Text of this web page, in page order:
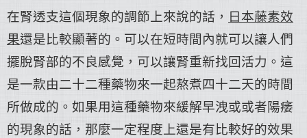
在腎透支這個現象的調節上來說的話， 日本藤素效
果還是比較顯著的。可以在短時間內就可以讓人們
擺脫腎部的不良感覺，可以讓腎重新找回活力。這
是一款由二十二種藥物來一起熬煮四十二天的時間
所做成的。如果用這種藥物來緩解早洩或或者陽痿
的現象的話，那麼一定程度上還是有比較好的效果